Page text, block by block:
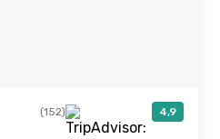
(152) 4,9